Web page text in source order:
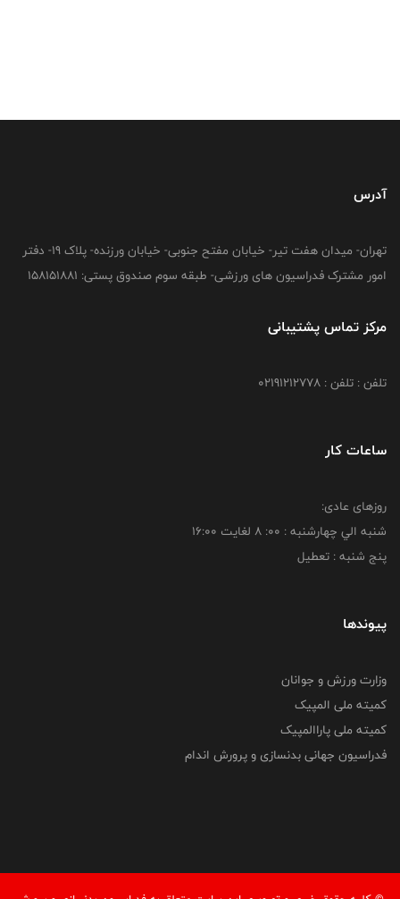
آدرس
تهران- میدان هفت تیر- خیابان مفتح جنوبی- خیابان ورزنده- پلاک 19- دفتر
امور مشترک فدراسیون های ورزشی- طبقه سوم صندوق پستی: 158151881
مرکز تماس پشتیبانی
تلفن : تلفن : 02191212778
ساعات کار
روزهای عادی:
شنبه الي چهارشنبه : 00: 8 لغايت 16:00
پنج شنبه : تعطیل
پیوندها
وزارت ورزش و جوانان
کمیته ملی المپیک
کمیته ملی پاراالمپیک
فدراسیون جهانی بدنسازی و پرورش اندام